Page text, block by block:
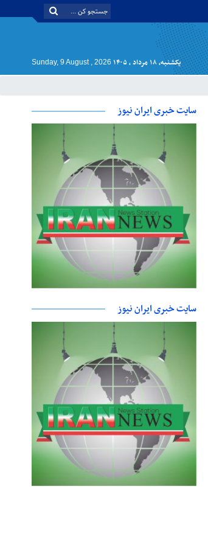
یکشنبه, ۱۸ مرداد , ۱۴۰۵ Sunday, 9 August , 2026
سایت خبری ایران نیوز
سایت خبری ایران نیوز